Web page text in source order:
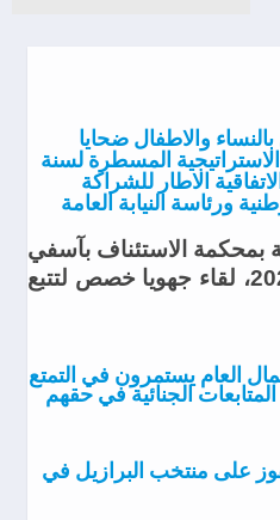
بالنساء والاطفال ضحايا
المسطرة لسنة
الاتفاقية الاطار للشراكة
ورئاسة النيابة العامة
بمحكمة الاستئناف بآسفي
، اليوم الخميس 23ماي 2024، لقاء جهويا خصص لتتبع
العام يستمرون في التمتع
الجنائية في حقهم
على منتخب البرازيل في